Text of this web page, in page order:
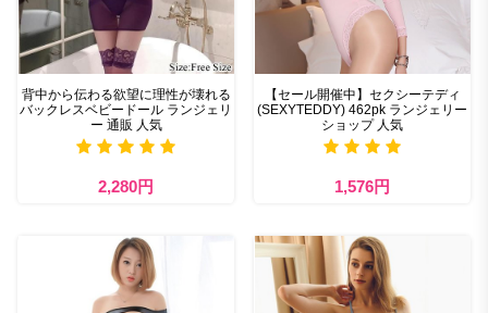
背中から伝わる欲望に理性が壊れる
バックレスベビードール ランジェリ
ー 通販 人気
2,280円
【セール開催中】セクシーテディ
(SEXYTEDDY) 462pk ランジェリー
ショップ 人気
1,576円